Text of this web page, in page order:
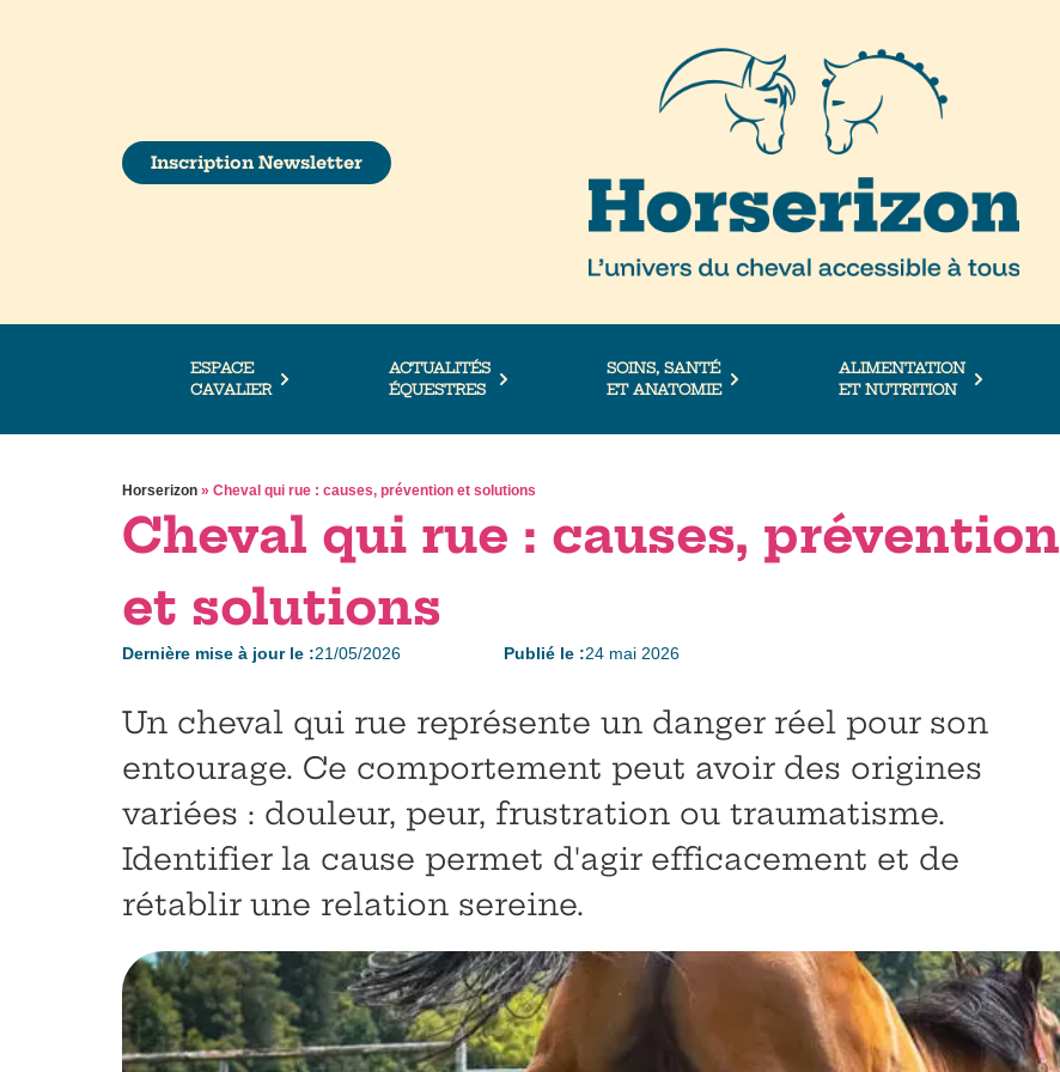
Inscription Newsletter
ESPACE
CAVALIER
ACTUALITÉS
ÉQUESTRES
SOINS, SANTÉ
ET ANATOMIE
ALIMENTATION
ET NUTRITION
Horserizon » Cheval qui rue : causes, prévention et solutions
Cheval qui rue : causes, prévention
et solutions
Dernière mise à jour le :21/05/2026 Publié le :24 mai 2026
Un cheval qui rue représente un danger réel pour son
entourage. Ce comportement peut avoir des origines
variées : douleur, peur, frustration ou traumatisme.
Identifier la cause permet d'agir efficacement et de
rétablir une relation sereine.